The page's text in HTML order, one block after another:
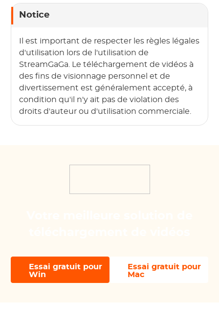
Notice
Il est important de respecter les règles légales
d'utilisation lors de l'utilisation de
StreamGaGa. Le téléchargement de vidéos à
des fins de visionnage personnel et de
divertissement est généralement accepté, à
condition qu'il n'y ait pas de violation des
droits d'auteur ou d'utilisation commerciale.
Essai gratuit pour
Win
Essai gratuit pour
Mac